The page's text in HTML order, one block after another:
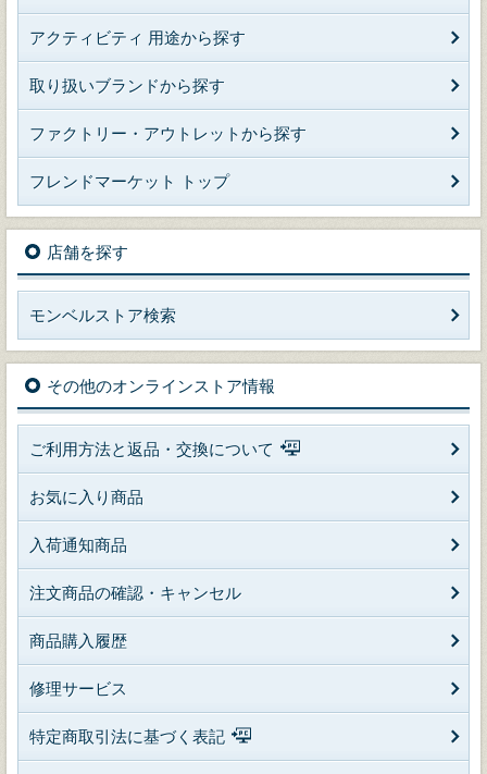
アクティビティ 用途から探す
取り扱いブランドから探す
ファクトリー・アウトレットから探す
フレンドマーケット トップ
店舗を探す
モンベルストア検索
その他のオンラインストア情報
ご利用方法と返品・交換について
お気に入り商品
入荷通知商品
注文商品の確認・キャンセル
商品購入履歴
修理サービス
特定商取引法に基づく表記